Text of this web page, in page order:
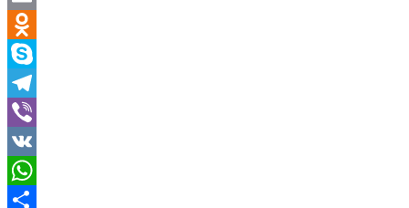
Email
Odnoklassniki
Skype
Telegram
Viber
VK
WhatsApp